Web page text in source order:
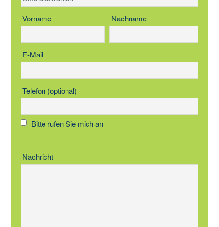
Vorname Nachname
E-Mail
Telefon (optional)
Bitte rufen Sie mich an
Nachricht